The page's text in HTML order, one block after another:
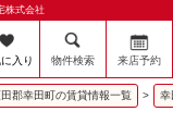
株式会社
入り 物件検索 来店予約
郡幸田町の賃貸情報一覧 > 幸